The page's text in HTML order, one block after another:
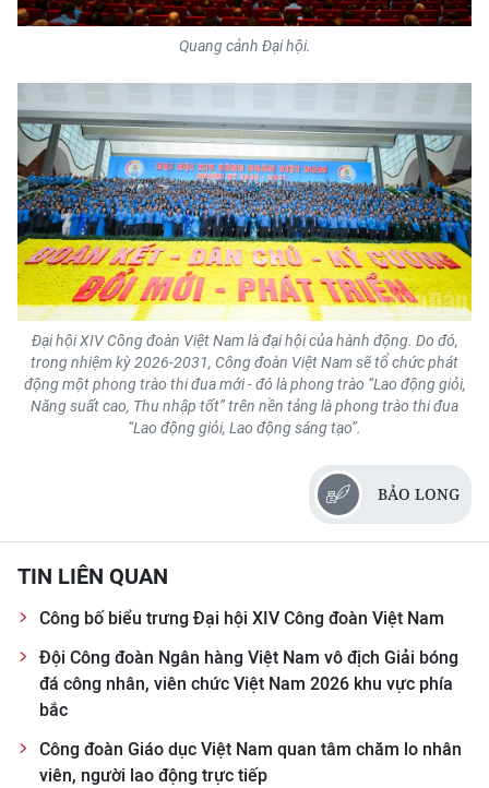
Quang cảnh Đại hội.
Đại hội XIV Công đoàn Việt Nam là đại hội của hành động. Do đó,
trong nhiệm kỳ 2026-2031, Công đoàn Việt Nam sẽ tổ chức phát
động một phong trào thi đua mới - đó là phong trào “Lao động giỏi,
Năng suất cao, Thu nhập tốt” trên nền tảng là phong trào thi đua
“Lao động giỏi, Lao động sáng tạo”.
BẢO LONG
TIN LIÊN QUAN
Công bố biểu trưng Đại hội XIV Công đoàn Việt Nam
Đội Công đoàn Ngân hàng Việt Nam vô địch Giải bóng
đá công nhân, viên chức Việt Nam 2026 khu vực phía
bắc
Công đoàn Giáo dục Việt Nam quan tâm chăm lo nhân
viên, người lao động trực tiếp